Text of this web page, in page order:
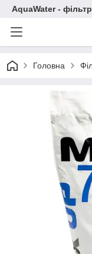
AquaWater -
Головна